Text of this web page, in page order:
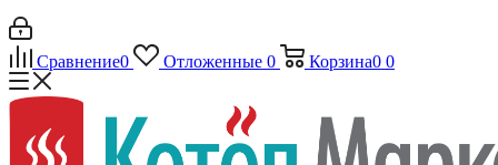
Сравнение0 Отложенные 0 Корзина0 0